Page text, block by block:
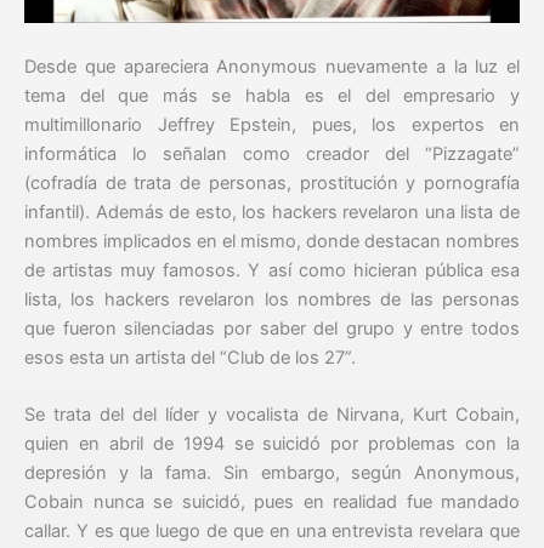
Desde que apareciera Anonymous nuevamente a la luz el
tema del que más se habla es el del empresario y
multimillonario Jeffrey Epstein, pues, los expertos en
informática lo señalan como creador del “Pizzagate”
(cofradía de trata de personas, prostitución y pornografía
infantil). Además de esto, los hackers revelaron una lista de
nombres implicados en el mismo, donde destacan nombres
de artistas muy famosos. Y así como hicieran pública esa
lista, los hackers revelaron los nombres de las personas
que fueron silenciadas por saber del grupo y entre todos
esos esta un artista del “Club de los 27”.
Se trata del del líder y vocalista de Nirvana, Kurt Cobain,
quien en abril de 1994 se suicidó por problemas con la
depresión y la fama. Sin embargo, según Anonymous,
Cobain nunca se suicidó, pues en realidad fue mandado
callar. Y es que luego de que en una entrevista revelara que